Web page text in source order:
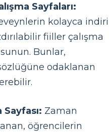
Sayfaları:
kolayca
fiiller çalışma
Bunlar,
odaklanan
Sayfası: Zaman
öğrencilerin